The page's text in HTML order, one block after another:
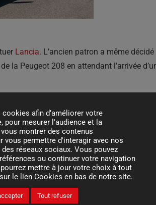
Lancia. L’ancien patron a même
la Peugeot 208 en attendant l’arrivée
doit toujours s’étoffer, le démarrage
d’Italie jusqu’à l’année dernière,
sur le dernier mois de septembre
a été distribuée à 61 unités en
afin d’améliorer votre
pour mesurer l'audience et la
montrer des contenus
vous permettre d'interagir avec nos
réseaux sociaux. Vous pouvez
ou continuer votre navigation
mettre à jour votre choix à tout
le lien Cookies en bas de notre site.
Tout refuser